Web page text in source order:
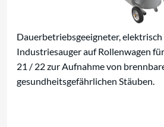
Dauerbetriebsgeeigneter,
Industriesauger auf Rollenwagen
21 / 22 zur Aufnahme von
gesundheitsgefährlichen Stäuben.